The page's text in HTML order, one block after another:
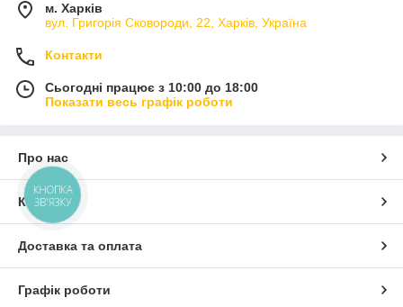
м. Харків
вул. Григорія Сковороди, 22, Харків, Україна
Контакти
Сьогодні працює з 10:00 до 18:00
Показати весь графік роботи
Про нас
Контакти
Доставка та оплата
Графік роботи
КНОПКА
ЗВ'ЯЗКУ